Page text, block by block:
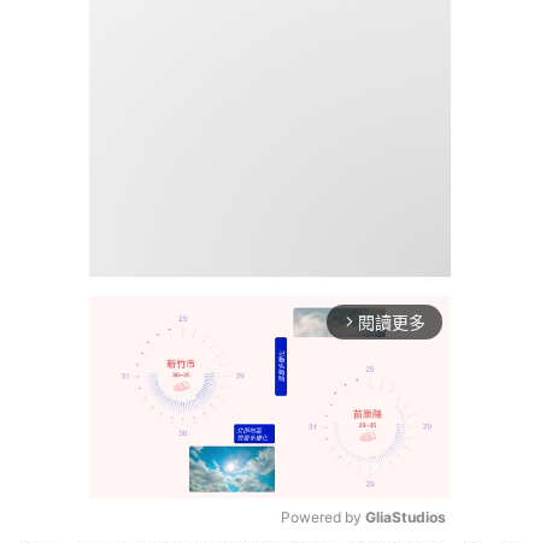
arrow_forward_ios 閱讀更多
Powered by GliaStudios